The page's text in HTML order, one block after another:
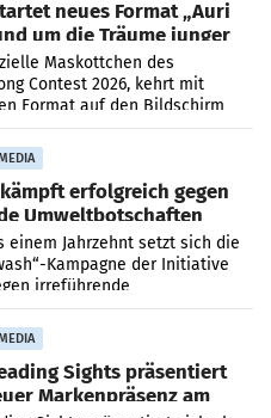
neues Format „Auri
um die Träume junger
Maskottchen des
Contest 2026, kehrt mit
Format auf den Bildschirm
neuen Sendung „Auri und Du“
steht
erfolgreich gegen
Umweltbotschaften
einem Jahrzehnt setzt sich die
Kampagne der Initiative
irreführende
bei Papierkommunikation
Verpackungen
Sights präsentiert
Markenpräsenz am